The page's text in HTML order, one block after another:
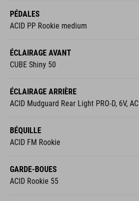
PÉDALES
ACID PP Rookie medium
ÉCLAIRAGE AVANT
CUBE Shiny 50
ÉCLAIRAGE ARRIÈRE
ACID Mudguard Rear Light PRO-D, 6V, AC
BÉQUILLE
ACID FM Rookie
GARDE-BOUES
ACID Rookie 55